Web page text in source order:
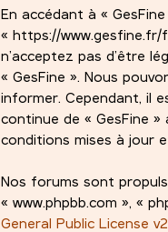
En accédant à «
« https://www.gesfine.fr/
n’acceptez pas d’être
« GesFine ». Nous
informer. Cependant, il
continue de « GesFine
conditions mises à jour
Nos forums sont
« www.phpbb.com », «
General Public License v2